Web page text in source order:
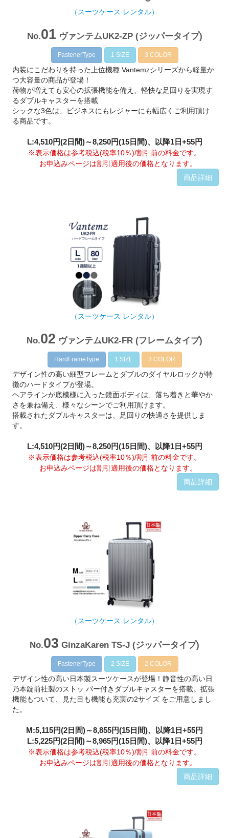
（スーツケース レンタル）
No.01ヴァンテムUK2-ZP (ジッパータイプ)
FastenerType 1 SIZE 3 COLOR
内装にこだわりを持った上位機種 Vantemzシリーズから軽量か
つ大容量の商品が登場！
荷物が増えても安心の拡張機能を備え、軽快な足回りを実現す
るダブルキャスターを搭載
シックな3色は、ビジネスにもレジャーにも幅広くご利用頂け
る商品です。
L:4,510円(2日間)～8,250円(15日間)、以降1日+55円
※表示価格は参考税込(税率10％)/割引前の料金です。
お申込みページは割引適用後の価格となります。
商品詳細
（スーツケース レンタル）
No.02 ヴァンテムUK2-FR (フレームタイプ)
HardFrameType 1 SIZE 3 COLOR
デザイン性の高い細型フレームとダブルのダイヤルロックが特
徴のハードタイプが登場。
ヘアラインが底模様に入った鏡面ボディは、落ち着きと華やか
さを兼ね備え、様々なシーンでご利用頂けます。
搭載されたダブルキャスターは、足回りの快適さを提供しま
す。
L:4,510円(2日間)～8,250円(15日間)、以降1日+55円
※表示価格は参考税込(税率10％)/割引前の料金です。
お申込みページは割引適用後の価格となります。
商品詳細
（スーツケース レンタル）
No.03 GinzaKaren TS-J (ジッパータイプ)
FastenerType 2 SIZE 2 COLOR
デザイン性の高い日本製スーツケースが登場！静音性の高い日
乃本錠前社製のストッ パー付きダブルキャスターを搭載。拡張
機能もついて、見た目も機能も充実の2サイズ をご用意しまし
た。
M:5,115円(2日間)～8,855円(15日間)、以降1日+55円
L:5,225円(2日間)～8,965円(15日間)、以降1日+55円
※表示価格は参考税込(税率10％)/割引前の料金です。
お申込みページは割引適用後の価格となります。
商品詳細